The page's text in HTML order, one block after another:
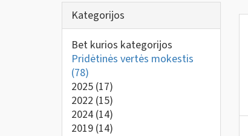
Kategorijos
Bet kurios kategorijos
Pridėtinės vertės mokestis
(78)
2025 (17)
2022 (15)
2024 (14)
2019 (14)